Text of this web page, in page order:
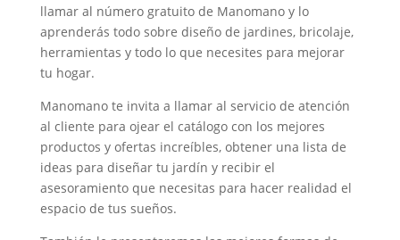
llamar al número gratuito de Manomano y lo
aprenderás todo sobre diseño de jardines, bricolaje,
herramientas y todo lo que necesites para mejorar
tu hogar.
Manomano te invita a llamar al servicio de atención
al cliente para ojear el catálogo con los mejores
productos y ofertas increíbles, obtener una lista de
ideas para diseñar tu jardín y recibir el
asesoramiento que necesitas para hacer realidad el
espacio de tus sueños.